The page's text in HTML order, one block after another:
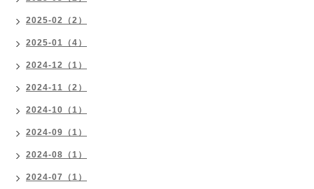
2025-02（2）
2025-01（4）
2024-12（1）
2024-11（2）
2024-10（1）
2024-09（1）
2024-08（1）
2024-07（1）